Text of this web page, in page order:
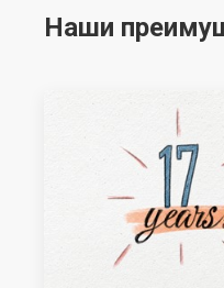
Наши